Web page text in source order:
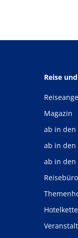
Reise
Magazin
ab in den
ab in den
ab in den
Reisebüro